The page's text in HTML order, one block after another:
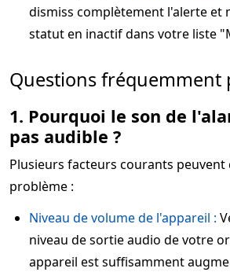
dismiss complètement l'alerte et
statut en inactif dans votre liste
Questions fréquemment
1. Pourquoi le son de
pas audible ?
Plusieurs facteurs courants
problème :
Niveau de volume de l'appareil :
niveau de sortie audio de votre
appareil est suffisamment